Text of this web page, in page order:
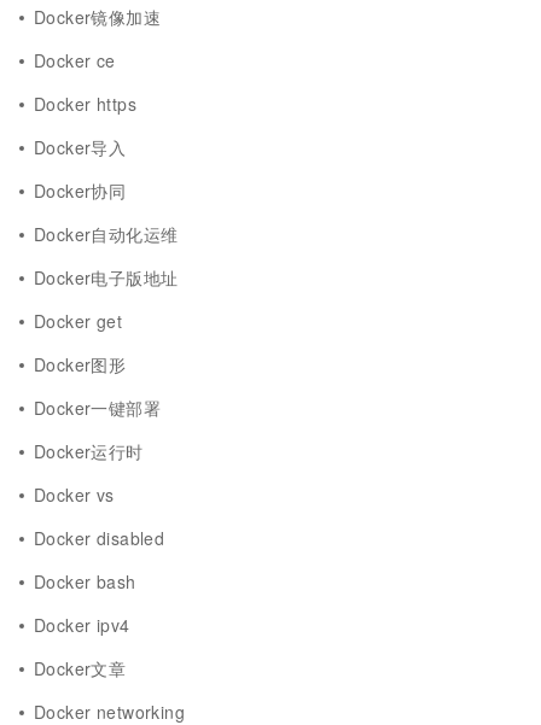
Docker镜像加速
Docker ce
Docker https
Docker导入
Docker协同
Docker自动化运维
Docker电子版地址
Docker get
Docker图形
Docker一键部署
Docker运行时
Docker vs
Docker disabled
Docker bash
Docker ipv4
Docker文章
Docker networking